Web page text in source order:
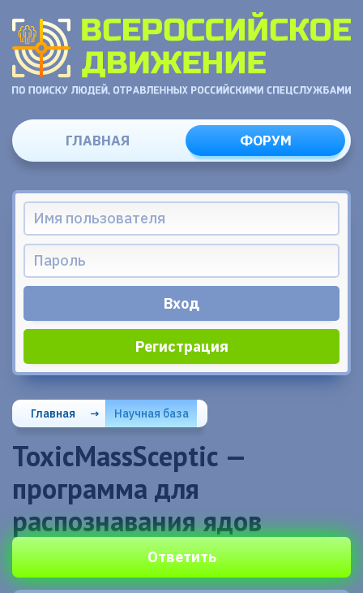
ГЛАВНАЯ ФОРУМ
Регистрация
Главная → Научная база
ToxicMassSceptic —
программа для
распознавания ядов
Ответить